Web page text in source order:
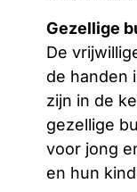
Gezellige
De
de handen
zijn in de
gezellige
voor jong
en hun